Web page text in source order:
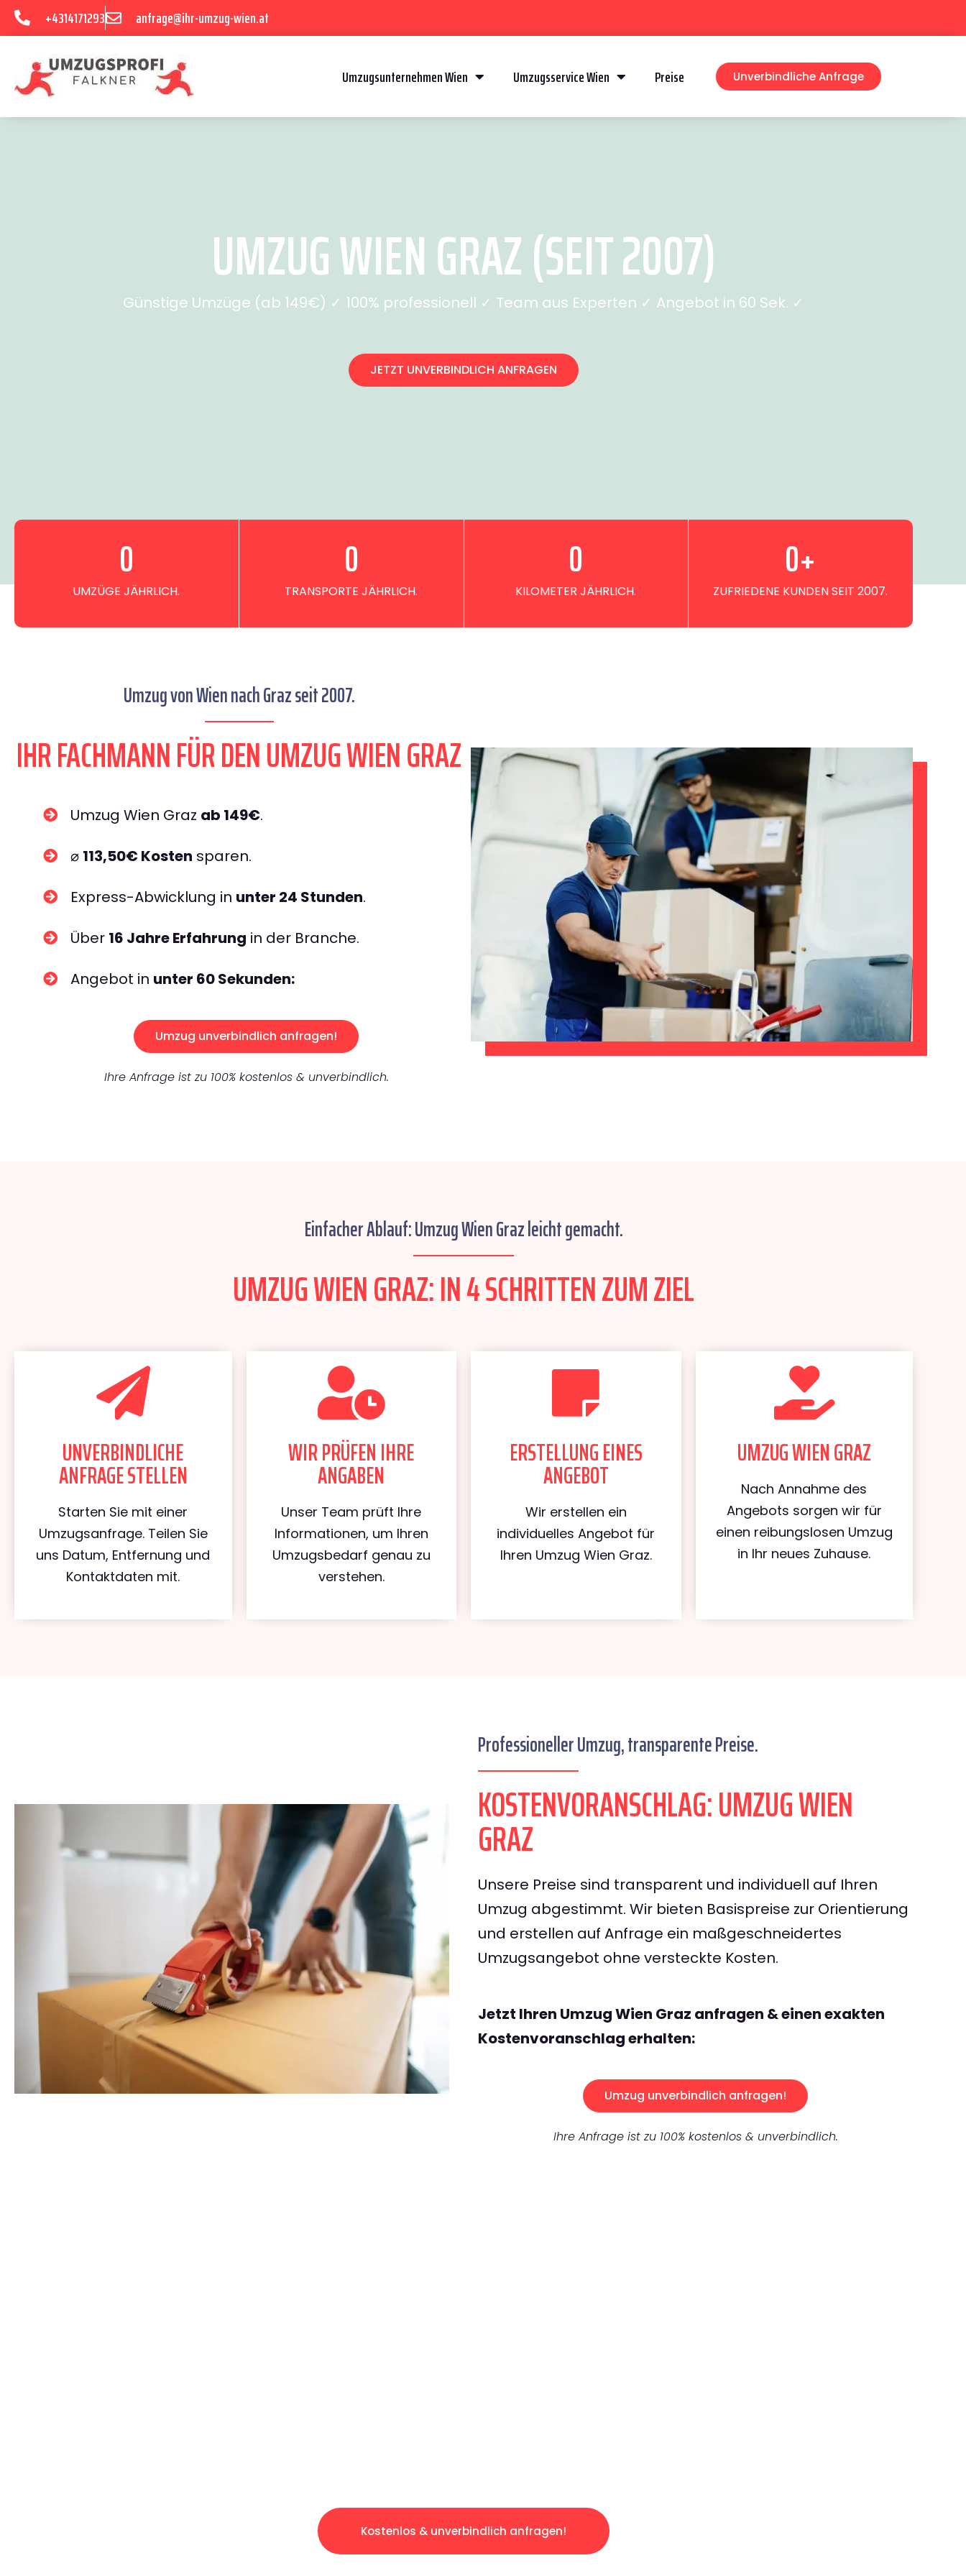
+4314171293 anfrage@ihr-umzug-wien.at
Umzugsunternehmen Wien Umzugsservice Wien Preise Unverbindliche Anfrage
UMZUG WIEN GRAZ (SEIT 2007)
Günstige Umzüge (ab 149€) ✓ 100% professionell ✓ Team aus Experten ✓ Angebot in 60 Sek. ✓
JETZT UNVERBINDLICH ANFRAGEN
UMZÜGE JÄHRLICH.
0
TRANSPORTE JÄHRLICH.
0
KILOMETER JÄHRLICH.
0
ZUFRIEDENE KUNDEN SEIT 2007.
0+
Umzug von Wien nach Graz seit 2007.
IHR FACHMANN FÜR DEN UMZUG WIEN GRAZ
Umzug Wien Graz ab 149€.
⌀ 113,50€ Kosten sparen.
Express-Abwicklung in unter 24 Stunden.
Über 16 Jahre Erfahrung in der Branche.
Angebot in unter 60 Sekunden:
Umzug unverbindlich anfragen!
Ihre Anfrage ist zu 100% kostenlos & unverbindlich.
Einfacher Ablauf: Umzug Wien Graz leicht gemacht.
UMZUG WIEN GRAZ: IN 4 SCHRITTEN ZUM ZIEL
UNVERBINDLICHE
ANFRAGE STELLEN
Starten Sie mit einer
Umzugsanfrage. Teilen Sie
uns Datum, Entfernung und
Kontaktdaten mit.
WIR PRÜFEN IHRE
ANGABEN
Unser Team prüft Ihre
Informationen, um Ihren
Umzugsbedarf genau zu
verstehen.
ERSTELLUNG EINES
ANGEBOT
Wir erstellen ein
individuelles Angebot für
Ihren Umzug Wien Graz.
UMZUG WIEN GRAZ
Nach Annahme des
Angebots sorgen wir für
einen reibungslosen Umzug
in Ihr neues Zuhause.
Professioneller Umzug, transparente Preise.
KOSTENVORANSCHLAG: UMZUG WIEN
GRAZ
Unsere Preise sind transparent und individuell auf Ihren
Umzug abgestimmt. Wir bieten Basispreise zur Orientierung
und erstellen auf Anfrage ein maßgeschneidertes
Umzugsangebot ohne versteckte Kosten.
Jetzt Ihren Umzug Wien Graz anfragen & einen exakten
Kostenvoranschlag erhalten:
Umzug unverbindlich anfragen!
Ihre Anfrage ist zu 100% kostenlos & unverbindlich.
Kostenlos & unverbindlich anfragen!